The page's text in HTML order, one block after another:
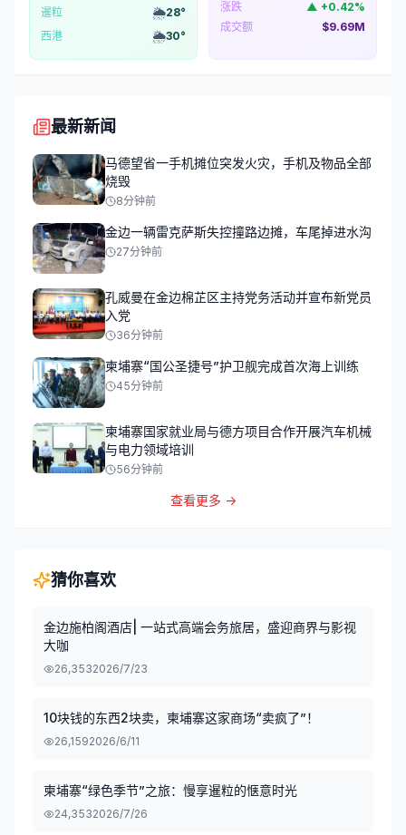
暹粒
🌦️28°
西港
🌦️30°
涨跌
▲ +0.42%
成交额
$9.69M
最新新闻
马德望省一手机摊位突发火灾，手机及物品全部
烧毁
8分钟前
金边一辆雷克萨斯失控撞路边摊，车尾掉进水沟
27分钟前
孔威曼在金边棉芷区主持党务活动并宣布新党员
入党
36分钟前
柬埔寨“国公圣捷号”护卫舰完成首次海上训练
45分钟前
柬埔寨国家就业局与德方项目合作开展汽车机械
与电力领域培训
56分钟前
查看更多 →
猜你喜欢
金边施柏阁酒店| 一站式高端会务旅居，盛迎商界与影视
大咖
26,3532026/7/23
10块钱的东西2块卖，柬埔寨这家商场“卖疯了”！
26,1592026/6/11
柬埔寨“绿色季节”之旅：慢享暹粒的惬意时光
24,3532026/7/26